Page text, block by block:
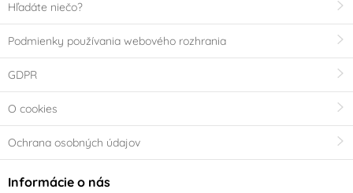
Hľadáte niečo?
Podmienky používania webového rozhrania
GDPR
O cookies
Ochrana osobných údajov
Informácie o nás